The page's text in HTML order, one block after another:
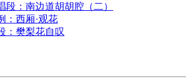
段：南边道胡胡腔（二）
：西厢·观花
：樊梨花自叹